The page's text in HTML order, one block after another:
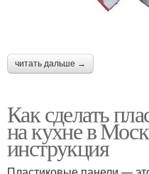
читать дальше →
Как сделать
на кухне в
инструкция